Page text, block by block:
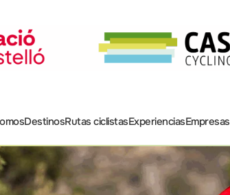
DestinosRutas ciclistasExperienciasEmpresas